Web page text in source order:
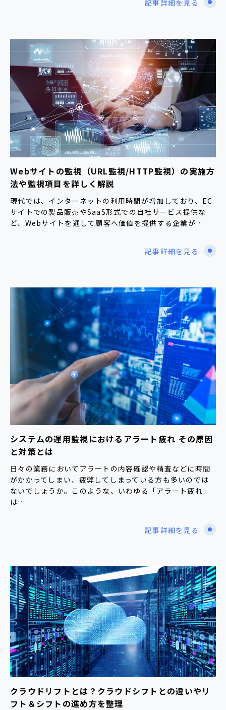
記事詳細を見る
Webサイトの監視（URL監視/HTTP監視）の実施方
法や監視項目を詳しく解説
現代では、インターネットの利用時間が増加しており、EC
サイトでの製品販売やSaaS形式での自社サービス提供な
ど、Webサイトを通して顧客へ価値を提供する企業が…
記事詳細を見る
システムの運用監視におけるアラート疲れ その原因
と対策とは
日々の業務においてアラートの内容確認や精査などに時間
がかかってしまい、疲弊してしまっている方も多いのでは
ないでしょうか。このような、いわゆる「アラート疲れ」
は…
記事詳細を見る
クラウドリフトとは？クラウドシフトとの違いやリ
フト＆シフトの進め方を整理